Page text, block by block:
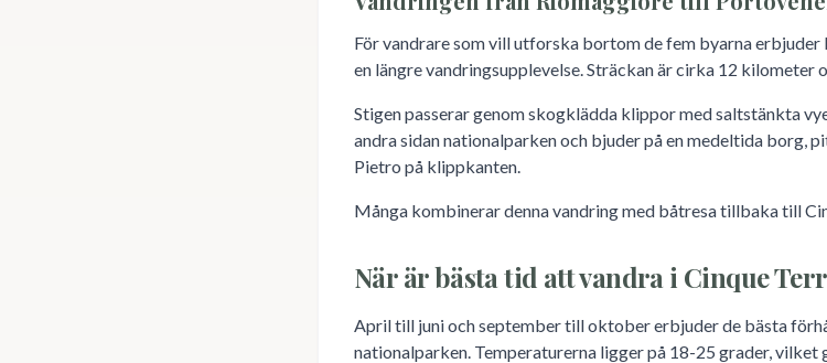
För vandrare som vill utforska bortom de fem byarna
en längre vandringsupplevelse. Sträckan är cirka 12 kilometer
Stigen passerar genom skogklädda klippor med saltstänkta
andra sidan nationalparken och bjuder på en medeltida borg,
Pietro på klippkanten.
Många kombinerar denna vandring med båtresa tillbaka till
När är bästa tid att vandra i Cinque
April till juni och september till oktober erbjuder de bästa
nationalparken. Temperaturerna ligger på 18-25 grader,